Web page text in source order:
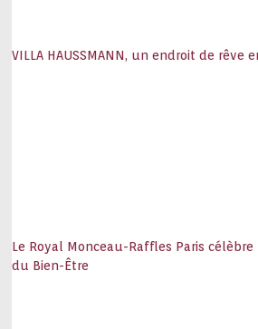
VILLA HAUSSMANN, un endroit de rêve
Le Royal Monceau-Raffles Paris
du Bien-Être